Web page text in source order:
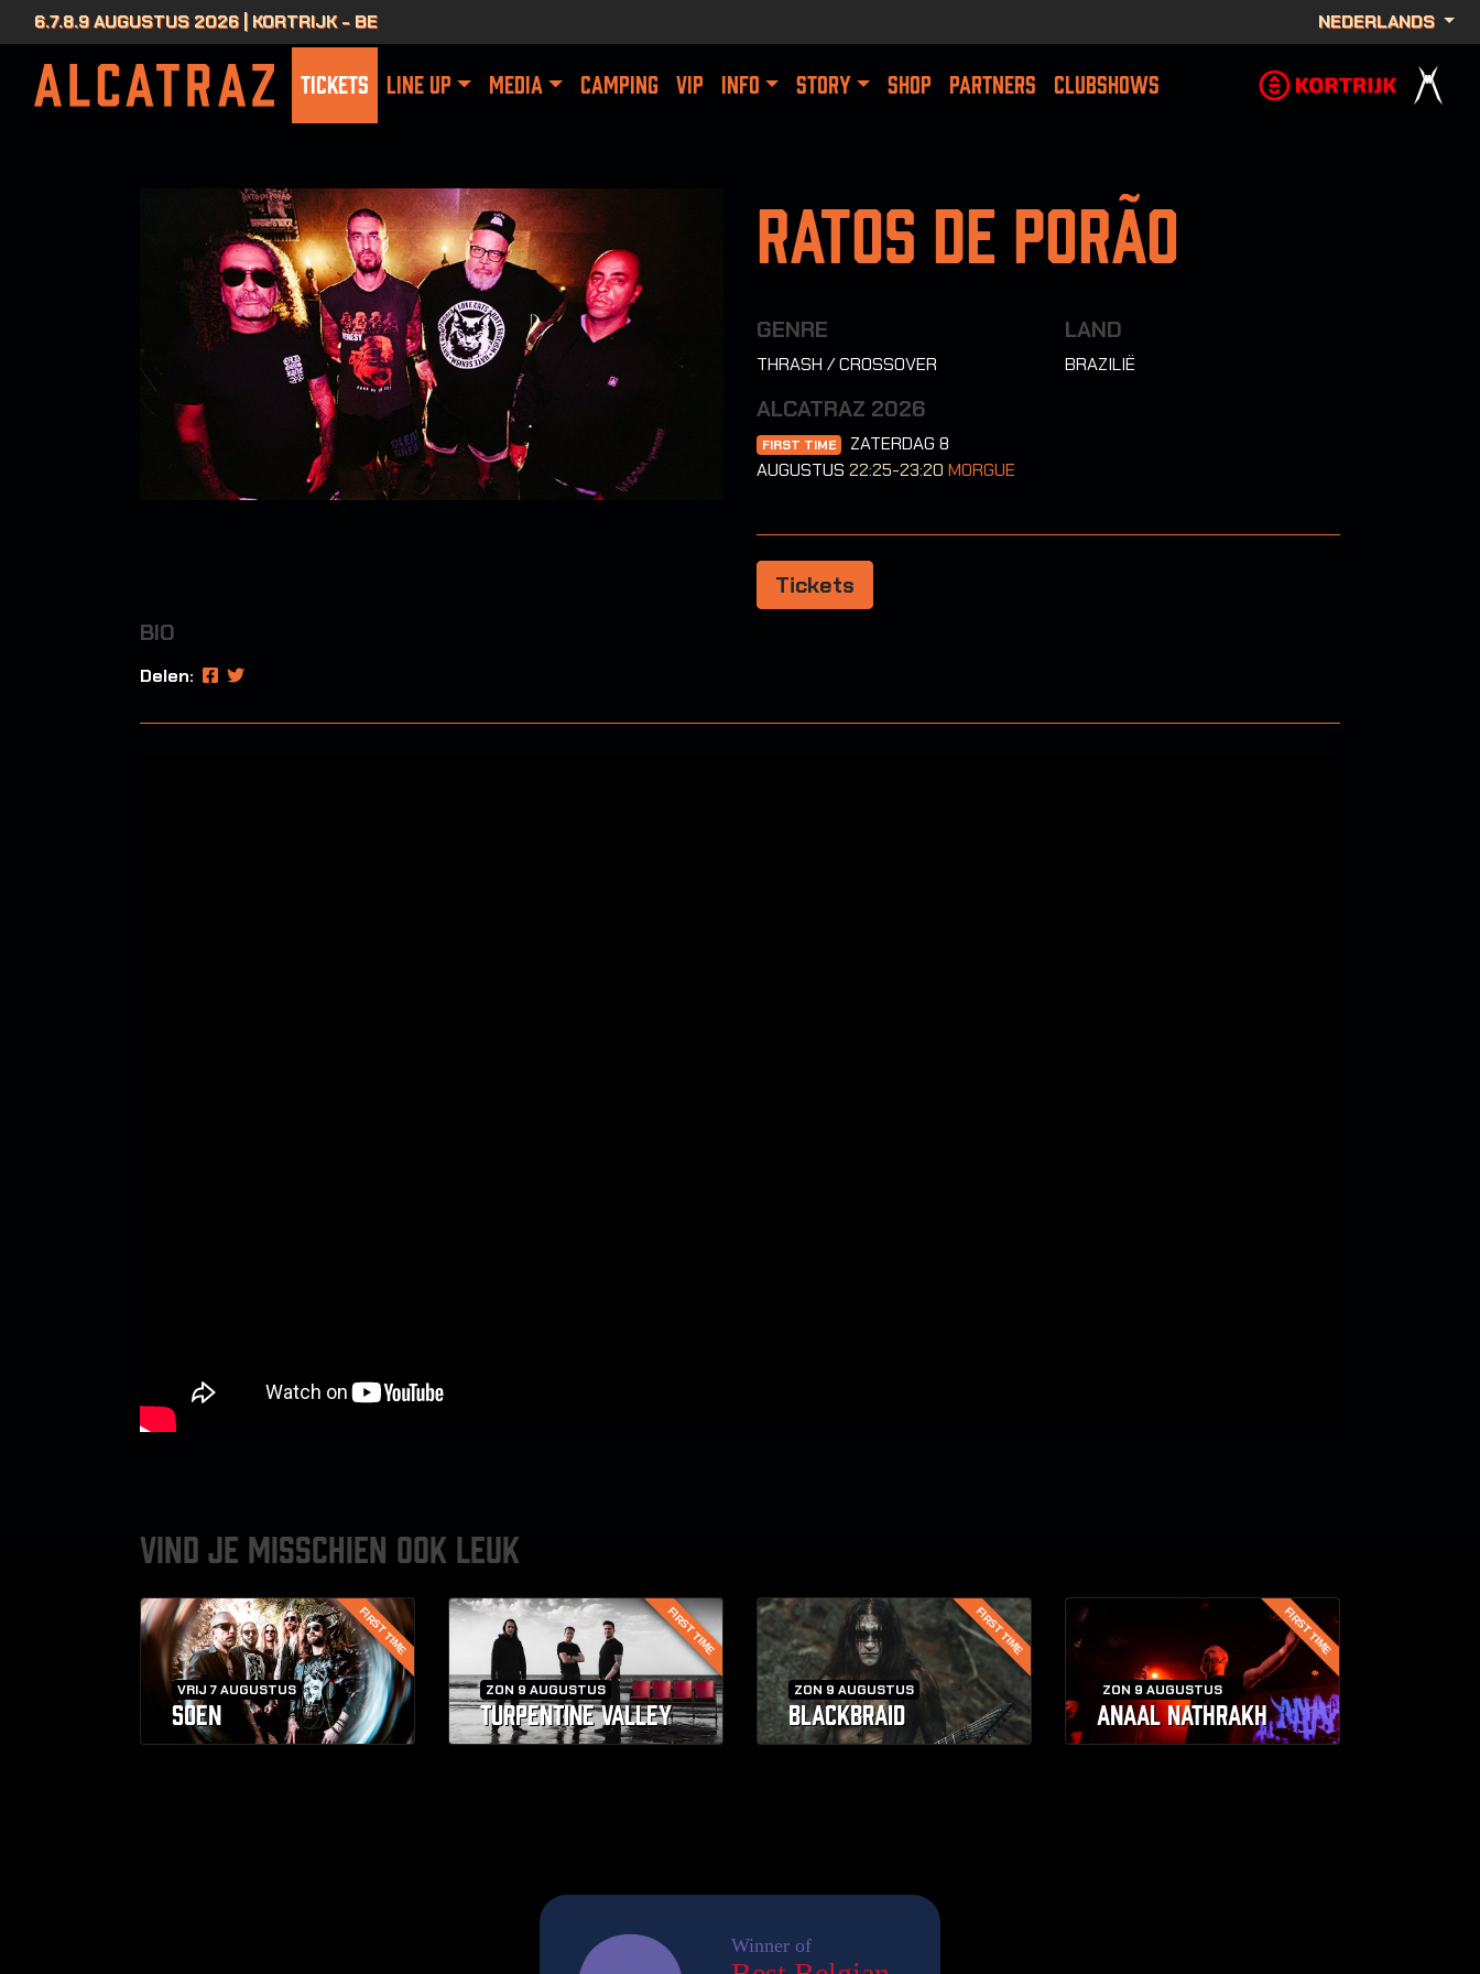
6.7.8.9 AUGUSTUS 2026 | KORTRIJK - BE NEDERLANDS
TICKETS LINE UP MEDIA CAMPING VIP INFO STORY SHOP PARTNERS CLUBSHOWS
Ratos de Porão
GENRE
THRASH / CROSSOVER
LAND
BRAZILIË
ALCATRAZ 2026
FIRST TIME
ZATERDAG 8
AUGUSTUS 22:25-23:20 MORGUE
Tickets
BIO
Delen:
VIND JE MISSCHIEN OOK LEUK
FIRST TIME
VRIJ 7 AUGUSTUS
SOEN
FIRST TIME
ZON 9 AUGUSTUS
TURPENTINE VALLEY
FIRST TIME
ZON 9 AUGUSTUS
BLACKBRAID
FIRST TIME
ZON 9 AUGUSTUS
ANAAL NATHRAKH